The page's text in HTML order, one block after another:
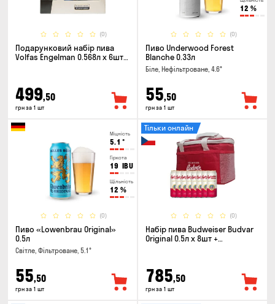
(0)
Подарунковий набір пива
Volfas Engelman 0.568л x 6шт +
499,50
грн за 1 шт
12 %
(0)
Пиво Underwood Forest
Blanche 0.33л
Біле, Нефільтроване, 4.6°
55,50
грн за 1 шт
Міцність
5.1 °
Гіркота
19 IBU
Щільність
12 %
(0)
Пиво «Lowenbrau Original»
0.5л
Світле, Фільтроване, 5.1°
55,50
грн за 1 шт
(0)
Тільки онлайн
Набір пива Budweiser Budvar
Original 0.5л х 8шт +
785,50
грн за 1 шт